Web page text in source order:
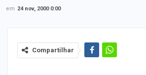
em 24 nov, 2000 0:00
Compartilhar